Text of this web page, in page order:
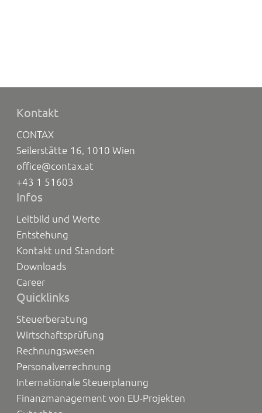
Kontakt
CONTAX
Seilerstätte 16, 1010 Wien
office@contax.at
+43 1 51603
Infos
Leitbild und Werte
Entstehung
Kontakt und Standort
Downloads
Career
Quicklinks
Steuerberatung
Wirtschaftsprüfung
Rechnungswesen
Personalverrechnung
Internationale Steuerplanung
Finanzmanagement von EU-Projekten